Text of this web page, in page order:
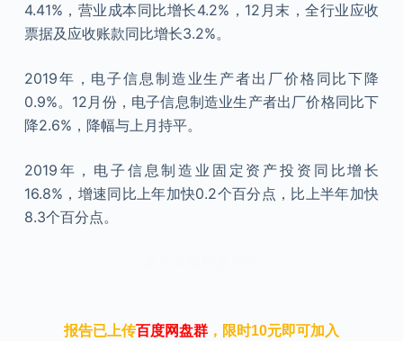
4.41%，营业成本同比增长4.2%，12月末，全行业应收
票据及应收账款同比增长3.2%。
2019年，电子信息制造业生产者出厂价格同比下降
0.9%。12月份，电子信息制造业生产者出厂价格同比下
降2.6%，降幅与上月持平。
2019年，电子信息制造业固定资产投资同比增长
16.8%，增速同比上年加快0.2个百分点，比上半年加快
8.3个百分点。
报告已上传百度网盘群，限时10元即可加入